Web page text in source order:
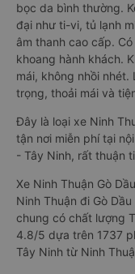
bọc da bình thường.
đại như ti-vi, tủ lạnh
âm thanh cao cấp.
khoang hành khách.
mái, không nhồi
trọng, thoải mái và
Đây là loại xe Ninh
tận nơi miễn phí tại
- Tây Ninh, rất thuận
Xe Ninh Thuận Gò
Ninh Thuận đi Gò
chung có chất lượng
4.8/5 dựa trên 1737
Tây Ninh từ Ninh